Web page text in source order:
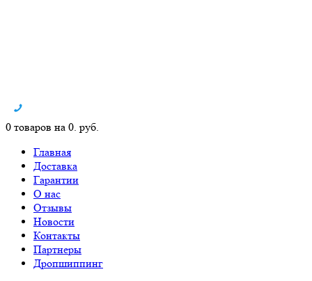
0 товаров на 0. руб.
Главная
Доставка
Гарантии
О нас
Отзывы
Новости
Контакты
Партнеры
Дропшиппинг